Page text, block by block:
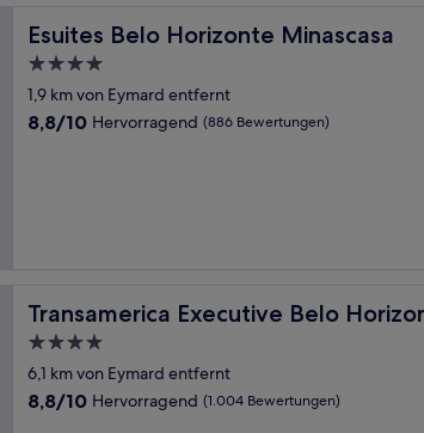
Esuites Belo Horizonte Minascasa
Esuites Belo Horizonte Minascasa
4.0-
Sterne-
Unterkunft
1,9 km von Eymard entfernt
8.8
8,8/10 Hervorragend (886 Bewertungen)
Transamerica Executive Belo
Transamerica Executive Belo Horizonte
4.0-
Sterne-
Unterkunft
6,1 km von Eymard entfernt
8.8
8,8/10 Hervorragend (1.004 Bewertungen)